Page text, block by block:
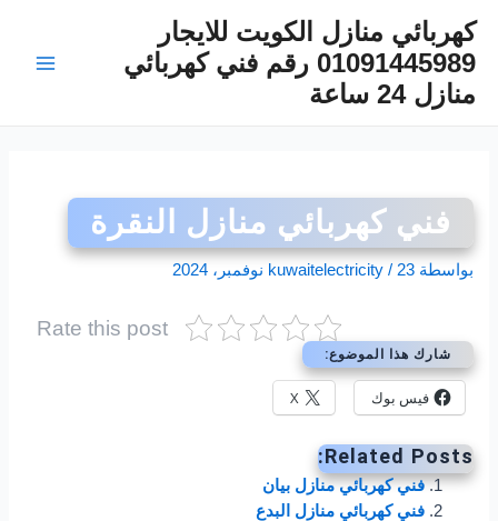
المحتوى
كهربائي منازل الكويت للايجار
01091445989 رقم فني كهربائي
منازل 24 ساعة
فني كهربائي منازل النقرة
بواسطة kuwaitelectricity / 23 نوفمبر، 2024
Rate this post
شارك هذا الموضوع:
فيس بوك X
Related Posts:
فني كهربائي منازل بيان
فني كهربائي منازل البدع